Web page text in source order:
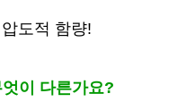
도적 함량!
이 다른가요?